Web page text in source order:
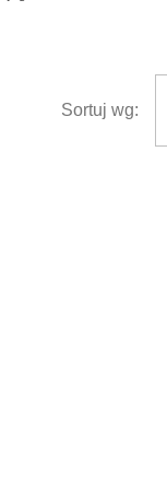
Sortuj wg: